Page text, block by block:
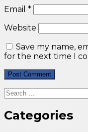
Email *
Website
Save my name,
for the next time I
Categories